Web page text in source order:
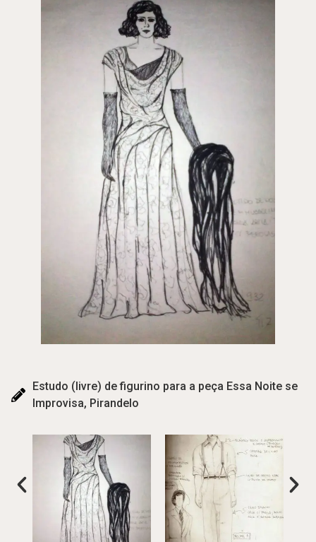
Estudo (livre) de figurino para a peça Essa Noite se
Improvisa, Pirandelo